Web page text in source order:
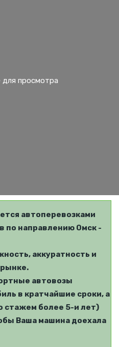
автоперевозками
по направлению Омск -
аккуратность и
автовозы
в кратчайшие сроки, а
стажем более 5-и лет)
Ваша машина доехала